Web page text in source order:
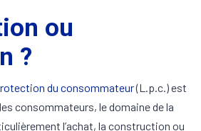
ou
?
du consommateur(L.p.c.) est
consommateurs, le domaine de la
l’achat, la construction ou